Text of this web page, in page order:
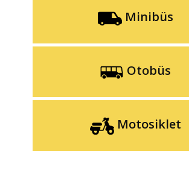
Minibüs
Otobüs
Motosiklet